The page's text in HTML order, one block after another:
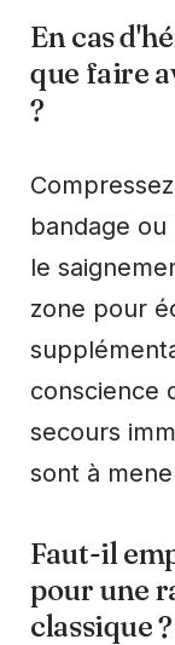
En cas
que faire
?
bandage
le
zone pour
conscience
secours
sont à
Faut-il
pour une
classique ?